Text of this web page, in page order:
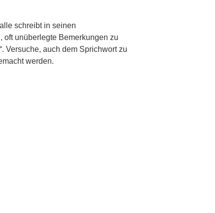
schreibt in seinen
oft unüberlegte Bemerkungen zu
Versuche, auch dem Sprichwort zu
werden.